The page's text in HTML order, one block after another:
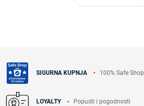
SIGURNA KUPNJA 100% Safe Shop
LOYALTY Popusti i pogodnosti